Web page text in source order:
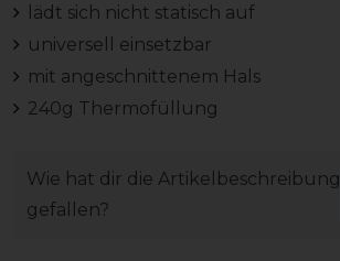
lädt sich nicht statisch auf
universell einsetzbar
mit angeschnittenem Hals
240g Thermofüllung
Wie hat dir die Artikelbeschreibung
gefallen?